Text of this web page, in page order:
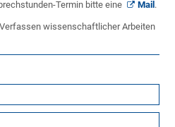
Termin bitte eine Mail .
wissenschaftlicher Arbeiten